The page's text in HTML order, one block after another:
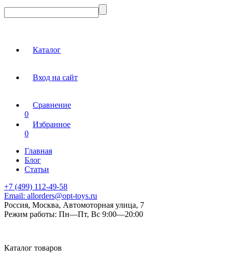
Каталог
Вход на сайт
Сравнение
0
Избранное
0
Главная
Блог
Статьи
+7 (499) 112-49-58
Email: allorders@opt-toys.ru
Россия, Москва, Автомоторная улица, 7
Режим работы: Пн—Пт, Вс 9:00—20:00
Каталог товаров